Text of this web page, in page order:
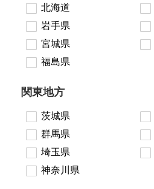
北海道
岩手県
宮城県
福島県
関東地方
茨城県
群馬県
埼玉県
神奈川県